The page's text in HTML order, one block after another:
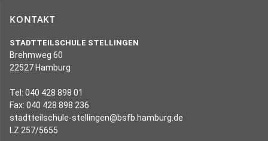
KONTAKT
STADTTEILSCHULE STELLINGEN
Brehmweg 60
22527 Hamburg
Tel: 040 428 898 01
Fax: 040 428 898 236
stadtteilschule-stellingen@bsfb.hamburg.de
LZ 257/5655